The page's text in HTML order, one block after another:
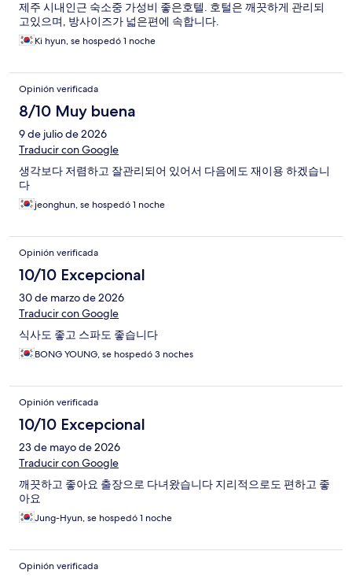
제주 시내인근 숙소중 가성비 좋은호텔. 호털은 깨끗하게 관리되
고있으며, 방사이즈가 넓은편에 속합니다.
Ki hyun, se hospedó 1 noche
Opinión verificada
8/10 Muy buena
9 de julio de 2026
Traducir con Google
생각보다 저렴하고 잘관리되어 있어서 다음에도 재이용 하겠습니
다
jeonghun, se hospedó 1 noche
Opinión verificada
10/10 Excepcional
30 de marzo de 2026
Traducir con Google
식사도 좋고 스파도 좋습니다
BONG YOUNG, se hospedó 3 noches
Opinión verificada
10/10 Excepcional
23 de mayo de 2026
Traducir con Google
깨끗하고 좋아요 출장으로 다녀왔습니다 지리적으로도 편하고 좋
아요
Jung-Hyun, se hospedó 1 noche
Opinión verificada